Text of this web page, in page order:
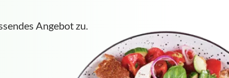
Angebot zu.